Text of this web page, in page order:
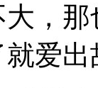
，
爱出